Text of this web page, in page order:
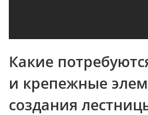
Какие
и крепежные
создания